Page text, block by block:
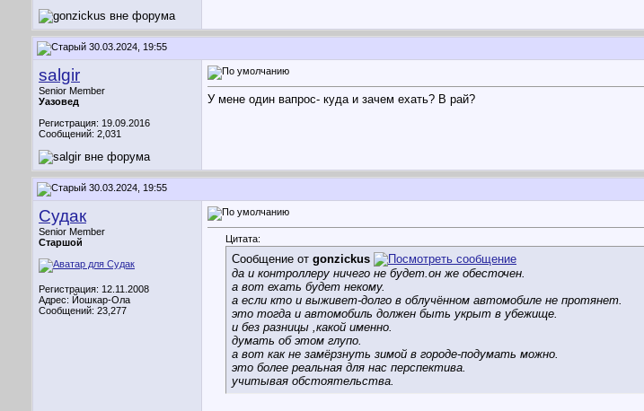
30.03.2024, 19:55
salgir
Senior Member
Уазовед
Регистрация: 19.09.2016
Сообщений: 2,031
У мене один вапрос- куда и зачем ехать? В рай?
30.03.2024, 19:55
Судак
Senior Member
Старшой
Регистрация: 12.11.2008
Адрес: Йошкар-Ола
Сообщений: 23,277
Цитата:
Сообщение от gonzickus
да и контроллеру ничего не будет.он же обесточен.
а вот ехать будет некому.
а если кто и выживет-долго в облучённом автомобиле не протянет.
это тогда и автомобиль должен быть укрыт в убежище.
и без разницы ,какой именно.
думать об этом глупо.
а вот как не замёрзнуть зимой в городе-подумать можно.
это более реальная для нас перспектива.
учитывая обстоятельства.